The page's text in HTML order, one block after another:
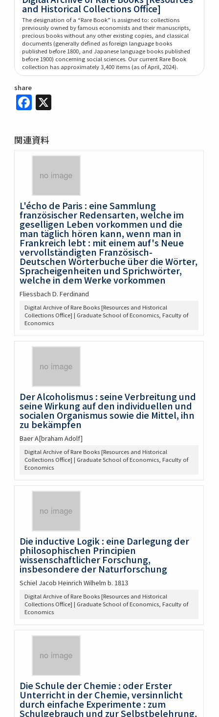
and Historical Collections Office]
The designation of a “Rare Book” is assigned to: collections
previously owned by famous economists and their manuscripts,
precious books without any other existing copies, and classical
documents (generally defined as foreign language books
published before 1800, and Japanese language books published
before 1900) concerning social sciences. Our current Rare Book
collection has approximately 3,400 items (as of April, 2024).
share
Facebook
関連資料
L'écho de Paris : eine Sammlung
französischer Redensarten, welche im
geselligen Leben vorkommen und die
man täglich hören kann, wenn man in
Frankreich lebt : mit einem auf's Neue
vervollständigten Französisch-
Deutschen Wörterbuche über die Wörter,
Spracheigenheiten und Sprichwörter,
welche in dem Werke vorkommen
Fliessbach D. Ferdinand
Digital Archive of Rare Books [Resources and Historical
Collections Office] | Graduate School of Economics, Faculty of
Economics
Der Alcoholismus : seine Verbreitung und
seine Wirkung auf den individuellen und
socialen Organismus sowie die Mittel, ihn
zu bekämpfen
Baer A[braham Adolf]
Digital Archive of Rare Books [Resources and Historical
Collections Office] | Graduate School of Economics, Faculty of
Economics
Die inductive Logik : eine Darlegung der
philosophischen Principien
wissenschaftlicher Forschung,
insbesondere der Naturforschung
Schiel Jacob Heinrich Wilhelm b. 1813
Digital Archive of Rare Books [Resources and Historical
Collections Office] | Graduate School of Economics, Faculty of
Economics
Die Schule der Chemie : oder Erster
Unterricht in der Chemie, versinnlicht
durch einfache Experimente : zum
Schulgebrauch und zur Selbstbelehrung,